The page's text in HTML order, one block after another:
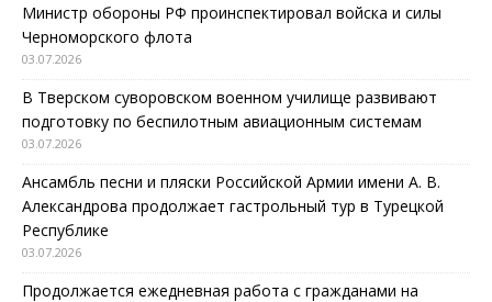
Министр обороны РФ проинспектировал войска и силы
Черноморского флота
03.07.2026
В Тверском суворовском военном училище развивают
подготовку по беспилотным авиационным системам
03.07.2026
Ансамбль песни и пляски Российской Армии имени А. В.
Александрова продолжает гастрольный тур в Турецкой
Республике
03.07.2026
Продолжается ежедневная работа с гражданами на